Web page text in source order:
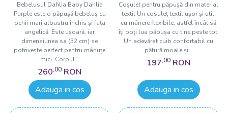
Bebelusul Dahlia Baby Dahlia
Purple este o păpușă bebeluș cu
ochii mari albastru închis și fața
angelică. Este ușoară, iar
dimensiunea sa (32 cm) se
potrivește perfect pentru mânuțe
mici. Corpul...
260,00 RON
Adauga in cos
Coșulet pentru păpușă din material
textil Un cosuleț textil ușor și util,
cu mânere flexibile, astfel încât să
îți poți lua păpușa cu tine peste tot.
Un adevărat cuib confortabil cu
pătură moale și...
197,00 RON
Adauga in cos